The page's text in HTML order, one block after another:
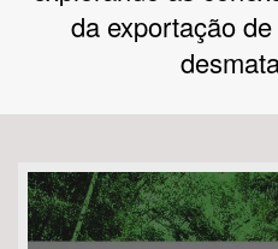
Tema
Subtema
da exportação